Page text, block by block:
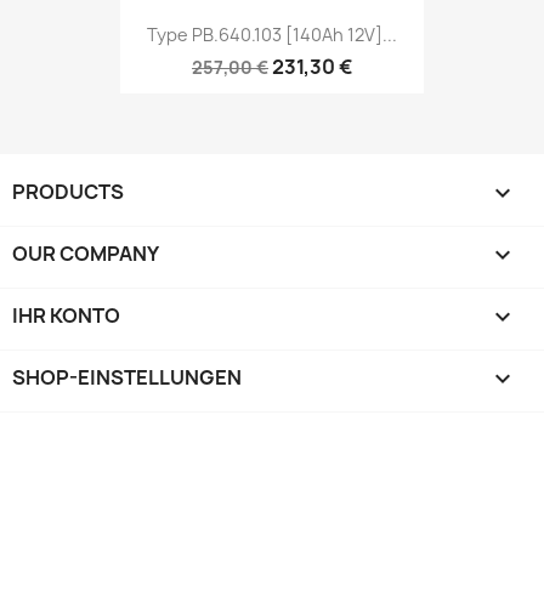
Type PB.640.103 [140Ah 12V]...
257,00 €231,30 €
PRODUCTS 
OUR COMPANY 
IHR KONTO 
SHOP-EINSTELLUNGEN keyboard_arrow_down